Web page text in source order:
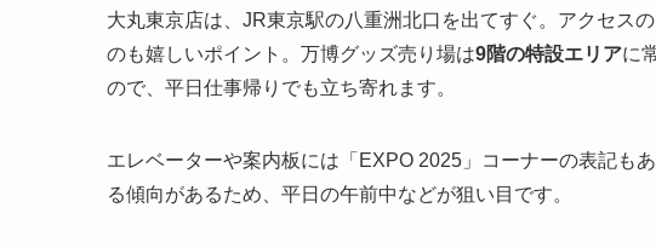
大丸東京店は、JR東京駅の八重洲北口を出てすぐ。アクセス
のも嬉しいポイント。万博グッズ売り場は9階の特設エリアに
ので、平日仕事帰りでも立ち寄れます。
エレベーターや案内板には「EXPO 2025」コーナーの表記も
る傾向があるため、平日の午前中などが狙い目です。